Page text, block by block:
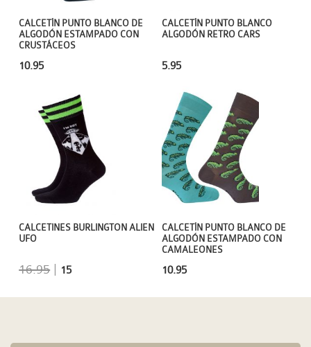
CALCETÍN PUNTO BLANCO
ALGODÓN RETRO CARS
5.95
CALCETÍN PUNTO BLANCO DE
ALGODÓN ESTAMPADO CON
CRUSTÁCEOS
10.95
CALCETÍN PUNTO BLANCO DE
ALGODÓN ESTAMPADO CON
CAMALEONES
10.95
CALCETINES BURLINGTON ALIEN
UFO
16.95 15